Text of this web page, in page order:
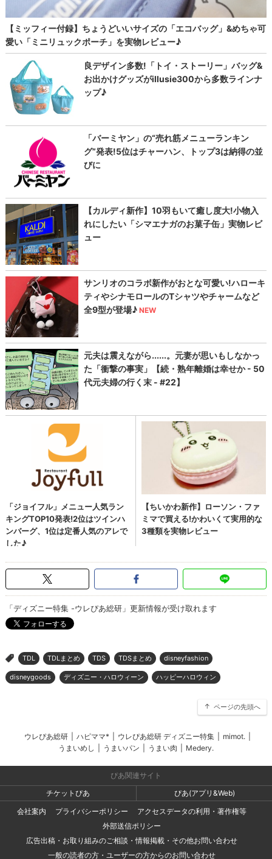
「ディズニー特集 -ウレぴあ総研」更新情報が受け取れます
> TDL TDLまとめ TDS TDSまとめ disneyfashion
disneygoods ディズニー・ハロウィーン ハッピーハロウィン
ページの先頭へ
ウレぴあ総研 ハピママ* ウレぴあ総研 ディズニー特集 mimot.
うまいめし
うまいパン うまい肉 Medery.
ぴあ関連サイト
チケットぴあ
ぴあ(アプリ&Web)
会社案内
プライバシーポリシー
アクセスデータの利用・著作権等
外部送信ポリシー
広告出稿・お取り組みのご相談・情報掲載・その他お問い合わせ
一般の読者の方・ユーザーの方からのお問い合わせ